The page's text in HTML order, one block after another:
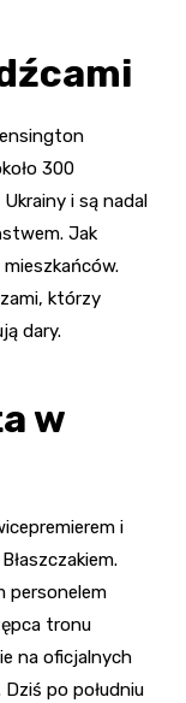
300
i są nadal
Jak
mieszkańców.
którzy
dary.
w
i
personelem
tronu
na oficjalnych
po południu